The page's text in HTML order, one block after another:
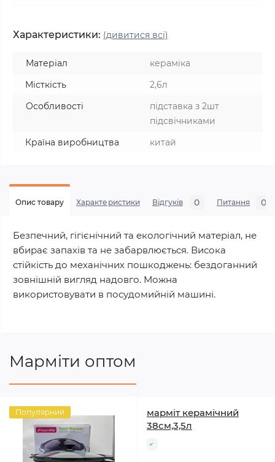
Характеристики: (дивитися всі)
Матеріал
кераміка
Місткість
2,6л
Особливості
підставка з 2шт
підсвічниками
Країна виробництва
китай
Опис товару Характеристики Відгуків 0 Питання 0
Безпечний, гігієнічний та екологічний матеріал, не
вбирає запахів та не забарвлюється. Висока
стійкість до механічних пошкоджень: бездоганний
зовнішній вигляд надовго. Можна
використовувати в посудомийній машині.
Марміти оптом
Популярний
марміт керамічний
38см,3,5л